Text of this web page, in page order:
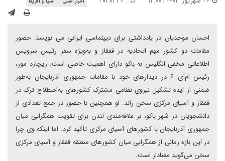
احسان موحدیان در یادداشتی برای دیپلماسی ایرانی می نویسد: حضور
مقامات دو کشور مهم اتحادیه در قفقاز و به‌ویژه سفر رئیس سرویس
اطلاعاتی مخفی انگلیس به باکو دارای اهمیت خاصی است. ریچارد مور،
رئیس ام‌آی ۶ در دیدارهای خود با مقامات جمهوری آذربایجان به‌طور
ضمنی از ایده تشکیل نیروی نظامی مشترک کشورهای به‌اصطلاح ترک در
قفقاز و آسیای مرکزی سخن راند. او همچنین با حضور در جمع تعدادی از
دانشجویان در شهر باکو، بر علاقه‌مندی لندن برای تقویت همگرایی میان
جمهوری آذربایجان با کشورهای آسیای مرکزی تأکید کرد. اما اینکه وی چرا
در این بازه زمانی از همگرایی میان کشورهای منطقه قفقاز و آسیای مرکزی
سخن می‌گوید معنادار است.